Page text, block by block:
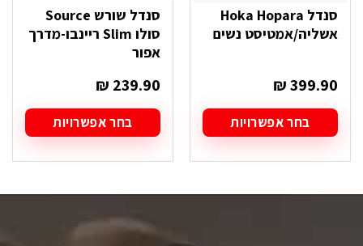
סנדל Hoka Hopara
אשליה/אמטיסט נשים
₪399.90
בחר אפשרויות
זה
סנדל שורש Source
סולו Slim ריינבו-מדרך
אפור
₪ 239.90
בחר אפשרויות
זה
ניתן
לבחור